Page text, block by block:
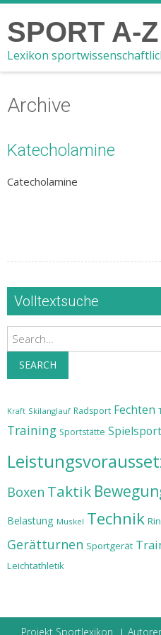
SPORT A-Z
Lexikon
Archive
Katecholamine
Catecholamine
Volltextsuche
Search
SEARCH
Kraft Skilanglauf Radsport Fechten
Training Sportstätte
Boxen Taktik
Belastung Muskel Technik
Gerätturnen Sportgerät
Leichtathletik
Projekt Sportlexikon